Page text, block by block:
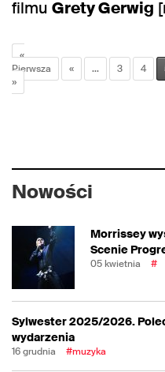
filmu Grety Gerwig
«
Pierwsza
« ... 3 4
»
Nowości
Morrissey
Scenie
05 kwietnia #
Sylwester 2025/2026.
wydarzenia
16 grudnia #muzyka